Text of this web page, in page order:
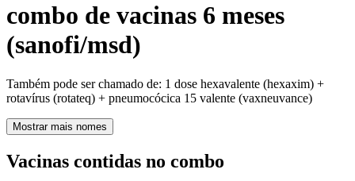
combo de vacinas 6 meses
(sanofi/msd)
Também pode ser chamado de: 1 dose hexavalente (hexaxim) +
rotavírus (rotateq) + pneumocócica 15 valente (vaxneuvance)
Mostrar mais nomes
Vacinas contidas no combo